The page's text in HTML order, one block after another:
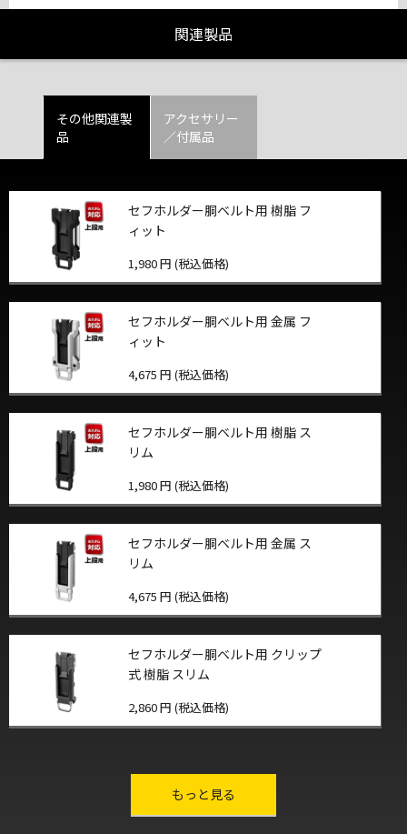
関連製品
その他関連製
品
アクセサリー
／付属品
セフホルダー胴ベルト用 樹脂 フ
ィット
1,980 円 (税込価格)
セフホルダー胴ベルト用 金属 フ
ィット
4,675 円 (税込価格)
セフホルダー胴ベルト用 樹脂 ス
リム
1,980 円 (税込価格)
セフホルダー胴ベルト用 金属 ス
リム
4,675 円 (税込価格)
セフホルダー胴ベルト用 クリップ
式 樹脂 スリム
2,860 円 (税込価格)
もっと見る